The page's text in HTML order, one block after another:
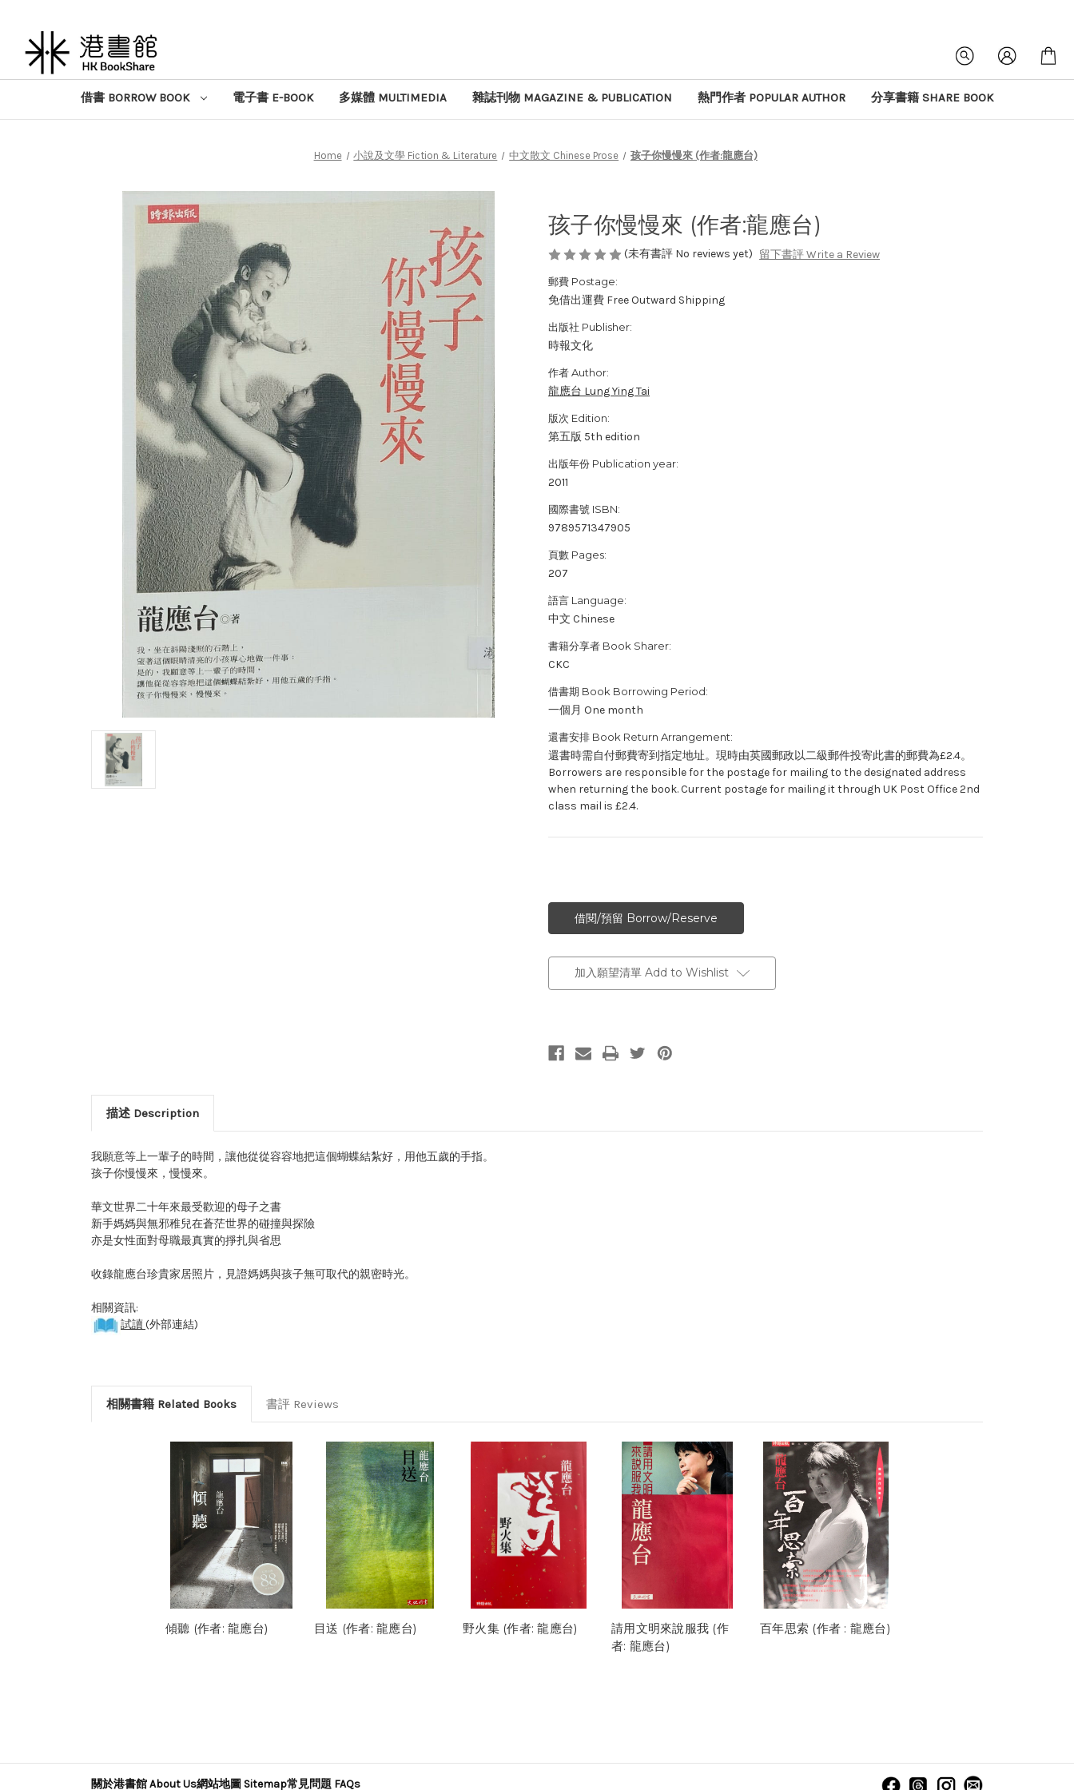
借書 BORROW BOOK 電子書 E-BOOK 多媒體 MULTIMEDIA 雜誌刊物 MAGAZINE & PUBLICATION 熱門作者 POPULAR AUTHOR 分享書籍 SHARE BOOK
Home 小說及文學 Fiction & Literature 中文散文 Chinese Prose 孩子你慢慢來 (作者:龍應台)
孩子你慢慢來 (作者:龍應台)
(未有書評 No reviews yet) 留下書評 Write a Review
郵費 Postage:
免借出運費 Free Outward Shipping
出版社 Publisher:
時報文化
作者 Author:
龍應台 Lung Ying Tai
版次 Edition:
第五版 5th edition
出版年份 Publication year:
2011
國際書號 ISBN:
9789571347905
頁數 Pages:
207
語言 Language:
中文 Chinese
書籍分享者 Book Sharer:
CKC
借書期 Book Borrowing Period:
一個月 One month
還書安排 Book Return Arrangement:
還書時需自付郵費寄到指定地址。現時由英國郵政以二級郵件投寄此書的郵費為£2.4。
Borrowers are responsible for the postage for mailing to the designated address
when returning the book. Current postage for mailing it through UK Post Office 2nd
class mail is £2.4.
加入願望清單 Add to Wishlist
描述 Description
我願意等上一輩子的時間，讓他從從容容地把這個蝴蝶結紮好，用他五歲的手指。
孩子你慢慢來，慢慢來。
華文世界二十年來最受歡迎的母子之書
新手媽媽與無邪稚兒在蒼茫世界的碰撞與探險
亦是女性面對母職最真實的掙扎與省思
收錄龍應台珍貴家居照片，見證媽媽與孩子無可取代的親密時光。
相關資訊:
試讀(外部連結)
相關書籍 Related Books 書評 Reviews
傾聽 (作者: 龍應台) 目送 (作者: 龍應台) 野火集 (作者: 龍應台)
請用文明來說服我 (作
者: 龍應台)
百年思索 (作者 : 龍應台)
關於港書館 About Us網站地圖 Sitemap常見問題 FAQs